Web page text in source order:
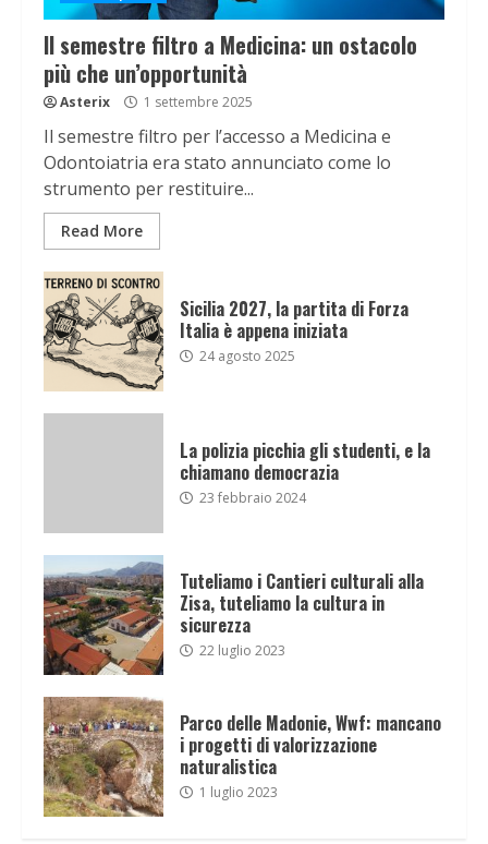
Il semestre filtro a Medicina: un ostacolo
più che un’opportunità
Asterix 1 settembre 2025
Il semestre filtro per l’accesso a Medicina e
Odontoiatria era stato annunciato come lo
strumento per restituire...
Read More
Sicilia 2027, la partita di Forza
Italia è appena iniziata
24 agosto 2025
La polizia picchia gli studenti, e la
chiamano democrazia
23 febbraio 2024
Tuteliamo i Cantieri culturali alla
Zisa, tuteliamo la cultura in
sicurezza
22 luglio 2023
Parco delle Madonie, Wwf: mancano
i progetti di valorizzazione
naturalistica
1 luglio 2023